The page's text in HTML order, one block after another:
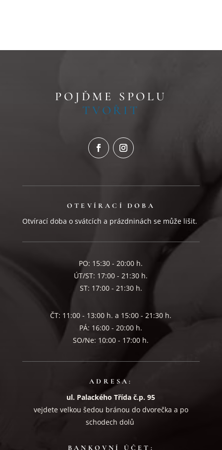
POJĎME SPOLU
TVOŘIT
OTEVÍRACÍ DOBA
Otvírací doba o svátcích a prázdninách se může lišit.
PO: 15:30 - 20:00 h.
ÚT/ST: 17:00 - 21:30 h.
ST: 17:00 - 21:30 h.
ČT: 11:00 - 13:00 h. a 15:00 - 21:30 h.
PÁ: 16:00 - 20:00 h.
SO/Ne: 10:00 - 17:00 h.
ADRESA:
ul. Palackého Třída č.p. 95
vejdete velkou šedou bránou do dvorečka a po
schodech dolů
BANKOVNÍ ÚČET: